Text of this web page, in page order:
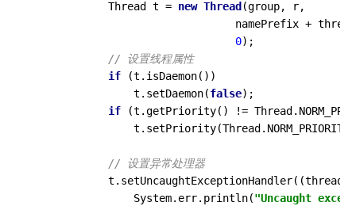
            Thread t =
new Thread (group, r,
namePrefix +
0);
// 设置线程属性
if (t.isDaemon())
                t.setDaemon(
false);
if (t.getPriority() !=
// 设置异常处理器
t.setUncaughtExceptionHandler((thread,
                System.err.println(
"Uncaught